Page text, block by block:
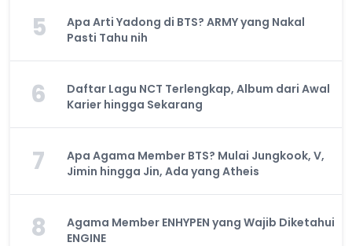
5
Apa Arti Yadong di BTS? ARMY yang Nakal
Pasti Tahu nih
6
Daftar Lagu NCT Terlengkap, Album dari Awal
Karier hingga Sekarang
7
Apa Agama Member BTS? Mulai Jungkook, V,
Jimin hingga Jin, Ada yang Atheis
8
Agama Member ENHYPEN yang Wajib Diketahui
ENGINE